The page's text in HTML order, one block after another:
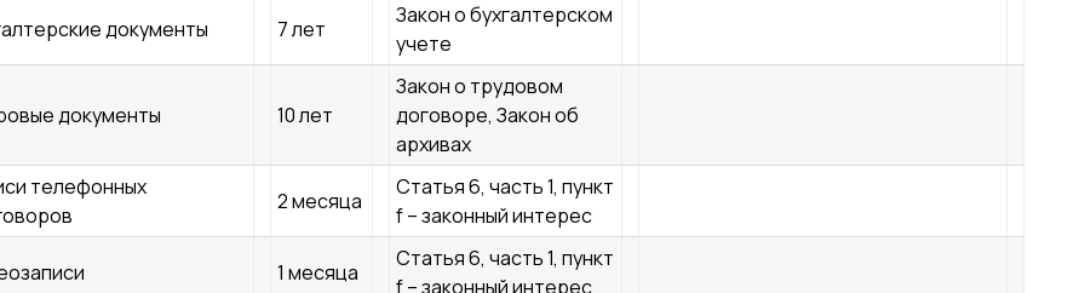
документы 7 лет
Закон о бухгалтерском
учете
документы 10 лет
Закон о трудовом
договоре, Закон об
архивах
телефонных
2 месяца
Статья 6, часть 1, пункт
f – законный интерес
1 месяца
Статья 6, часть 1, пункт
f – законный интерес